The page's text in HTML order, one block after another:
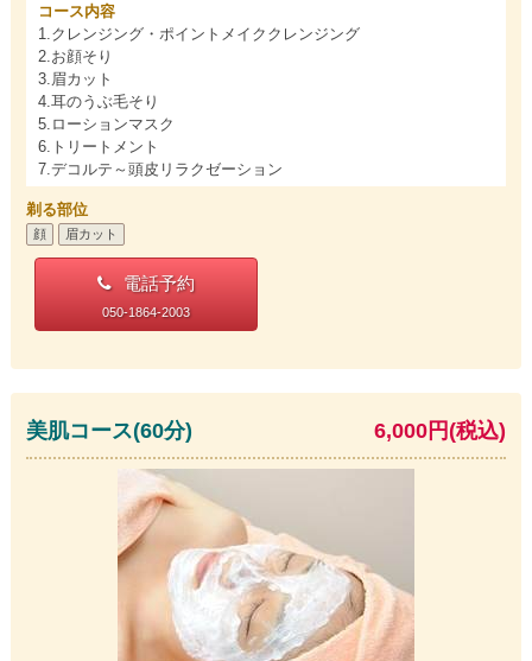
コース内容
1.クレンジング・ポイントメイククレンジング
2.お顔そり
3.眉カット
4.耳のうぶ毛そり
5.ローションマスク
6.トリートメント
7.デコルテ～頭皮リラクゼーション
剃る部位
顔 眉カット
電話予約
050-1864-2003
美肌コース(60分) 6,000円(税込)